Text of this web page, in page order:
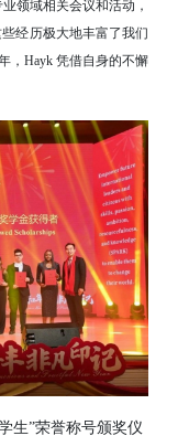
领域相关会议和活动，
经历极大地丰富了我们
，Hayk 凭借自身的不懈
生”荣誉称号颁奖仪